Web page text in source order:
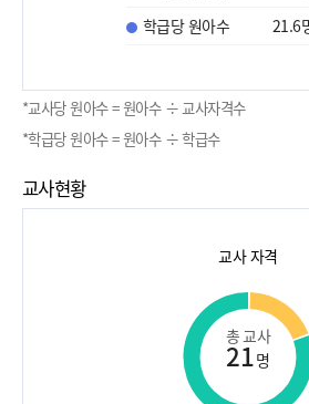
학급당 원아수
21.6
*교사당 원아수 = 원아수 ÷ 교사자격수
*학급당 원아수 = 원아수 ÷ 학급수
교사현황
교사 자격
총 교사
21명